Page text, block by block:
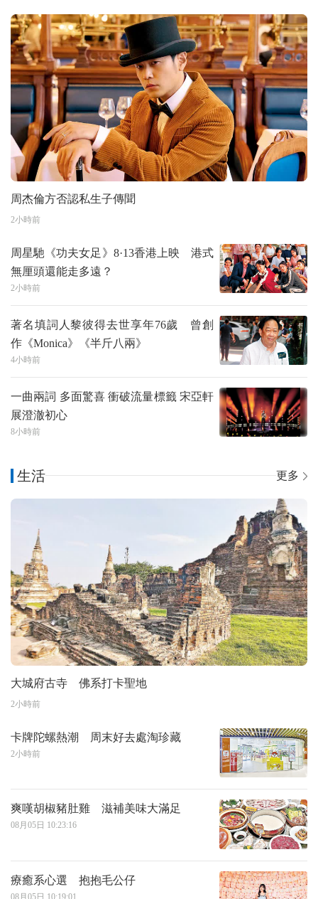
周杰倫方否認私生子傳聞
2小時前
周星馳《功夫女足》8·13香港上映 港式
無厘頭還能走多遠？
2小時前
著名填詞人黎彼得去世享年76歲 曾創
作《Monica》《半斤八兩》
4小時前
一曲兩詞 多面驚喜 衝破流量標籤 宋亞軒
展澄澈初心
8小時前
生活 更多
大城府古寺 佛系打卡聖地
2小時前
卡牌陀螺熱潮 周末好去處淘珍藏
2小時前
爽嘆胡椒豬肚雞 滋補美味大滿足
08月05日 10:23:16
療癒系心選 抱抱毛公仔
08月05日 10:19:01